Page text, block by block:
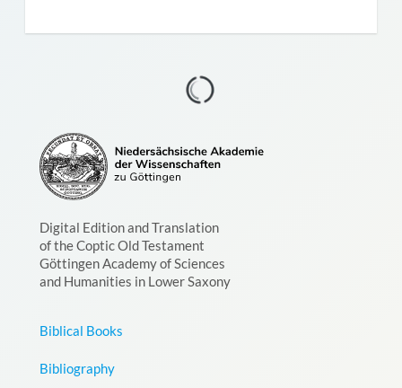
Digital Edition and Translation
of the Coptic Old Testament
Göttingen Academy of Sciences
and Humanities in Lower Saxony
Biblical Books
Bibliography